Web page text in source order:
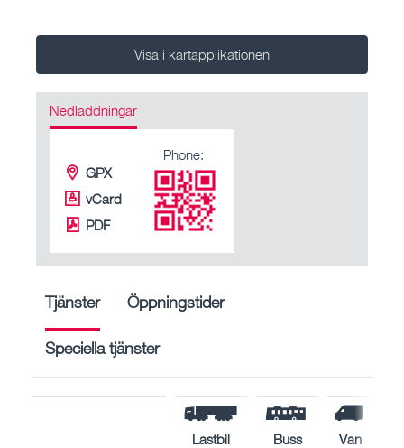
Visa i kartapplikationen
Nedladdningar
GPX
vCard
PDF
Phone:
Tjänster Öppningstider
Speciella tjänster
Lastbil Buss
Van